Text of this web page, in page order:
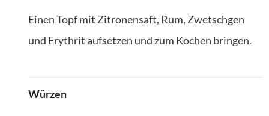
Einen Topf mit Zitronensaft, Rum, Zwetschgen
und Erythrit aufsetzen und zum Kochen bringen.
Würzen